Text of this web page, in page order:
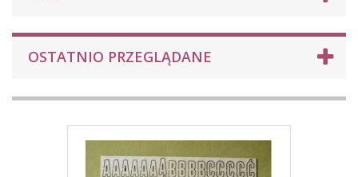
OSTATNIO PRZEGLĄDANE